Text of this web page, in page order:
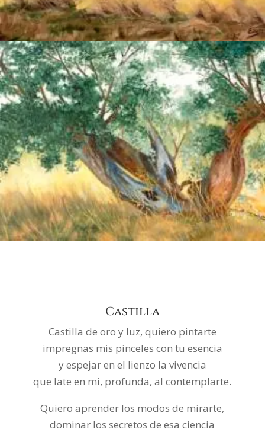
Castilla
Castilla de oro y luz, quiero pintarte
impregnas mis pinceles con tu esencia
y espejar en el lienzo la vivencia
que late en mi, profunda, al contemplarte.
Quiero aprender los modos de mirarte,
dominar los secretos de esa ciencia